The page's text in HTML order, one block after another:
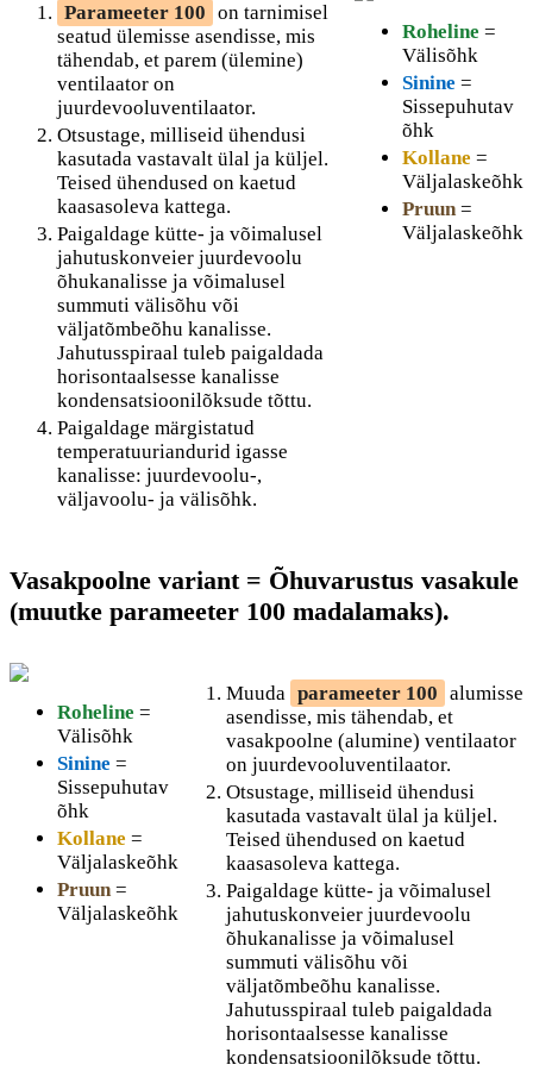
Parameeter 100 on tarnimisel
seatud ülemisse asendisse, mis
tähendab, et parem (ülemine)
ventilaator on
juurdevooluventilaator.
Otsustage, milliseid ühendusi
kasutada vastavalt ülal ja küljel.
Teised ühendused on kaetud
kaasasoleva kattega.
Paigaldage kütte- ja võimalusel
jahutuskonveier juurdevoolu
õhukanalisse ja võimalusel
summuti välisõhu või
väljatõmbeõhu kanalisse.
Jahutusspiraal tuleb paigaldada
horisontaalsesse kanalisse
kondensatsioonilõksude tõttu.
Paigaldage märgistatud
temperatuuriandurid igasse
kanalisse: juurdevoolu-,
väljavoolu- ja välisõhk.
Roheline =
Välisõhk
Sinine =
Sissepuhutav
õhk
Kollane =
Väljalaskeõhk
Pruun=
Väljalaskeõhk
Vasakpoolne variant = Õhuvarustus vasakule
(muutke parameeter 100 madalamaks).
Roheline =
Välisõhk
Sinine =
Sissepuhutav
õhk
Kollane =
Väljalaskeõhk
Pruun =
Väljalaskeõhk
Muuda parameeter 100 alumisse
asendisse, mis tähendab, et
vasakpoolne (alumine) ventilaator
on juurdevooluventilaator.
Otsustage, milliseid ühendusi
kasutada vastavalt ülal ja küljel.
Teised ühendused on kaetud
kaasasoleva kattega.
Paigaldage kütte- ja võimalusel
jahutuskonveier juurdevoolu
õhukanalisse ja võimalusel
summuti välisõhu või
väljatõmbeõhu kanalisse.
Jahutusspiraal tuleb paigaldada
horisontaalsesse kanalisse
kondensatsioonilõksude tõttu.